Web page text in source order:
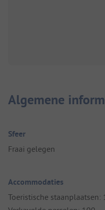
Algemene
Sfeer
Fraai gelegen
Accommodaties
Toeristische staanplaatsen: